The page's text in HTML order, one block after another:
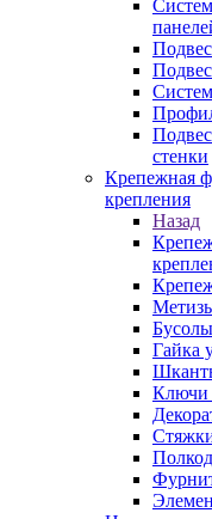
стенки
Крепежная
крепления
Назад
Гайка
Ключи